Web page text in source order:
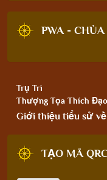
PWA -
Trụ Trì
Thượng Tọa Thích
Giới thiệu tiểu sử
TẠO MÃ